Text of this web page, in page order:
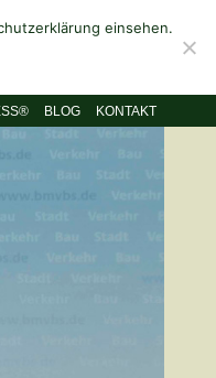
BLOG KONTAKT
einsehen.